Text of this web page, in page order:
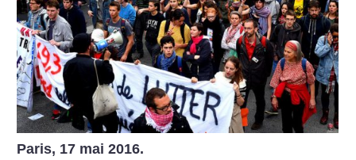
Paris, 17 mai 2016.